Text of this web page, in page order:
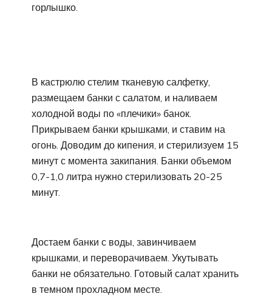
горлышко.
В кастрюлю стелим тканевую салфетку,
размещаем банки с салатом, и наливаем
холодной воды по «плечики» банок.
Прикрываем банки крышками, и ставим на
огонь. Доводим до кипения, и стерилизуем 15
минут с момента закипания. Банки объемом
0,7-1,0 литра нужно стерилизовать 20-25
минут.
Достаем банки с воды, завинчиваем
крышками, и переворачиваем. Укутывать
банки не обязательно. Готовый салат хранить
в темном прохладном месте.